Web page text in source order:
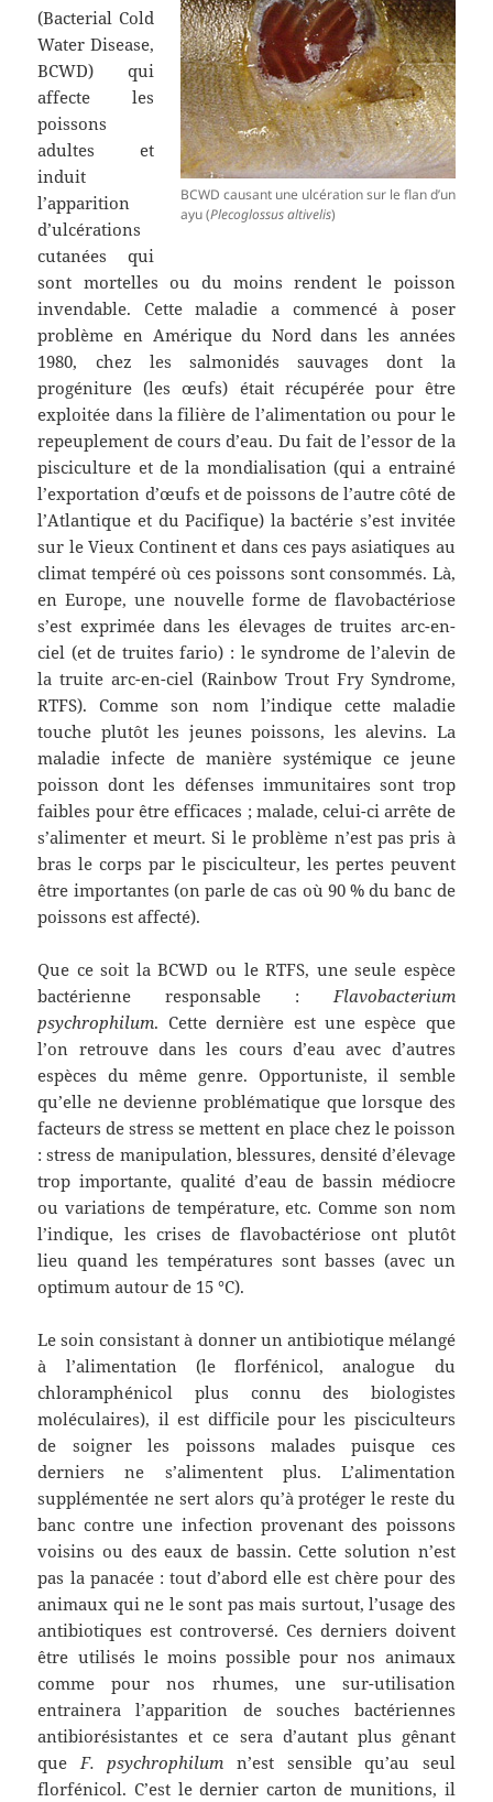
BCWD causant une ulcération sur le flan d’un
ayu (Plecoglossus altivelis)
(Bacterial Cold
Water Disease,
BCWD) qui
affecte les
poissons
adultes et
induit
l’apparition
d’ulcérations
cutanées qui
sont mortelles ou du moins rendent le poisson
invendable. Cette maladie a commencé à poser
problème en Amérique du Nord dans les années
1980, chez les salmonidés sauvages dont la
progéniture (les œufs) était récupérée pour être
exploitée dans la filière de l’alimentation ou pour le
repeuplement de cours d’eau. Du fait de l’essor de la
pisciculture et de la mondialisation (qui a entrainé
l’exportation d’œufs et de poissons de l’autre côté de
l’Atlantique et du Pacifique) la bactérie s’est invitée
sur le Vieux Continent et dans ces pays asiatiques au
climat tempéré où ces poissons sont consommés. Là,
en Europe, une nouvelle forme de flavobactériose
s’est exprimée dans les élevages de truites arc-en-
ciel (et de truites fario) : le syndrome de l’alevin de
la truite arc-en-ciel (Rainbow Trout Fry Syndrome,
RTFS). Comme son nom l’indique cette maladie
touche plutôt les jeunes poissons, les alevins. La
maladie infecte de manière systémique ce jeune
poisson dont les défenses immunitaires sont trop
faibles pour être efficaces ; malade, celui-ci arrête de
s’alimenter et meurt. Si le problème n’est pas pris à
bras le corps par le pisciculteur, les pertes peuvent
être importantes (on parle de cas où 90 % du banc de
poissons est affecté).
Que ce soit la BCWD ou le RTFS, une seule espèce
bactérienne responsable : Flavobacterium
psychrophilum. Cette dernière est une espèce que
l’on retrouve dans les cours d’eau avec d’autres
espèces du même genre. Opportuniste, il semble
qu’elle ne devienne problématique que lorsque des
facteurs de stress se mettent en place chez le poisson
: stress de manipulation, blessures, densité d’élevage
trop importante, qualité d’eau de bassin médiocre
ou variations de température, etc. Comme son nom
l’indique, les crises de flavobactériose ont plutôt
lieu quand les températures sont basses (avec un
optimum autour de 15 °C).
Le soin consistant à donner un antibiotique mélangé
à l’alimentation (le florfénicol, analogue du
chloramphénicol plus connu des biologistes
moléculaires), il est difficile pour les pisciculteurs
de soigner les poissons malades puisque ces
derniers ne s’alimentent plus. L’alimentation
supplémentée ne sert alors qu’à protéger le reste du
banc contre une infection provenant des poissons
voisins ou des eaux de bassin. Cette solution n’est
pas la panacée : tout d’abord elle est chère pour des
animaux qui ne le sont pas mais surtout, l’usage des
antibiotiques est controversé. Ces derniers doivent
être utilisés le moins possible pour nos animaux
comme pour nos rhumes, une sur-utilisation
entrainera l’apparition de souches bactériennes
antibiorésistantes et ce sera d’autant plus gênant
que F. psychrophilum n’est sensible qu’au seul
florfénicol. C’est le dernier carton de munitions, il